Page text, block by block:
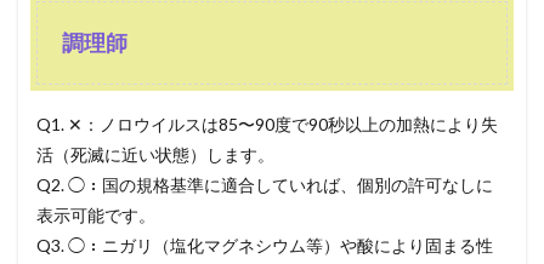
調理師
Q1. ✕：ノロウイルスは85〜90度で90秒以上の加熱により失
活（死滅に近い状態）します。
Q2. ◯：国の規格基準に適合していれば、個別の許可なしに
表示可能です。
Q3. ◯：ニガリ（塩化マグネシウム等）や酸により固まる性